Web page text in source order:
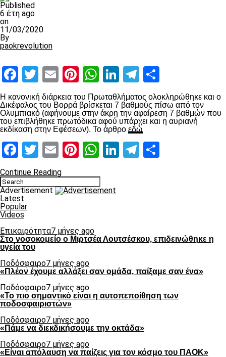
Published
6 έτη ago
on
11/03/2020
By
paokrevolution
Facebook
Twitter
EmailPinterest
WhatsApp
LinkedIn
Telegram
Η κανονική διάρκεια του Πρωταθλήματος ολοκληρώθηκε και ο
Δικέφαλος του Βορρά βρίσκεται 7 βαθμούς πίσω από τον
Ολυμπιακό (αφήνουμε στην άκρη την αφαίρεση 7 βαθμών που
του επιβλήθηκε πρωτόδικα αφού υπάρχει και η αυριανή
εκδίκαση στην Εφέσεων). Το άρθρο εδώ
Facebook
Twitter
EmailPinterest
WhatsApp
LinkedIn
Telegram
Continue Reading
Advertisement
Latest
Popular
Videos
Επικαιρότητα7 μήνες ago
Στο νοσοκομείο ο Μιρτσέα Λουτσέσκου, επιδεινώθηκε η
υγεία του
Ποδόσφαιρο7 μήνες ago
«Πλέον έχουμε αλλάξει σαν ομάδα, παίξαμε σαν ένα»
Ποδόσφαιρο7 μήνες ago
«Το πιο σημαντικό είναι η αυτοπεποίθηση των
ποδοσφαιριστών»
Ποδόσφαιρο7 μήνες ago
«Πάμε να διεκδικήσουμε την οκτάδα»
Ποδόσφαιρο7 μήνες ago
«Είναι απόλαυση να παίζεις για τον κόσμο του ΠΑΟΚ»